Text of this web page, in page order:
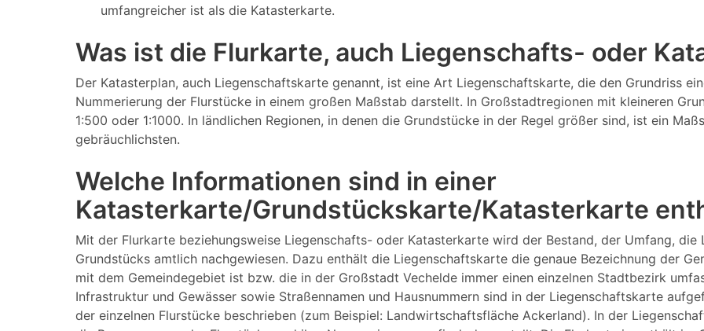
umfangreicher ist als die Katasterkarte.
Was ist die Flurkarte, auch Liegenschafts- oder
Der Katasterplan, auch Liegenschaftskarte genannt, ist eine Art Liegenschaftskarte, die den Grundriss
Nummerierung der Flurstücke in einem großen Maßstab darstellt. In Großstadtregionen mit kleineren
1:500 oder 1:1000. In ländlichen Regionen, in denen die Grundstücke in der Regel größer sind, ist ein
gebräuchlichsten.
Welche Informationen sind in einer
Katasterkarte/Grundstückskarte/Katasterkarte
Mit der Flurkarte beziehungsweise Liegenschafts- oder Katasterkarte wird der Bestand, der Umfang, die
Grundstücks amtlich nachgewiesen. Dazu enthält die Liegenschaftskarte die genaue Bezeichnung der
mit dem Gemeindegebiet ist bzw. die in der Großstadt Vechelde immer einen einzelnen Stadtbezirk
Infrastruktur und Gewässer sowie Straßennamen und Hausnummern sind in der Liegenschaftskarte
der einzelnen Flurstücke beschrieben (zum Beispiel: Landwirtschaftsfläche Ackerland). In der